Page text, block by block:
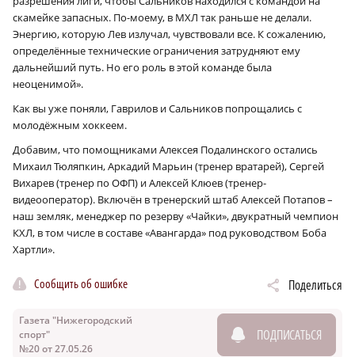
скамейке запасных. По-моему, в МХЛ так раньше не делали.
Энергию, которую Лев излучал, чувствовали все. К сожалению,
определённые технические ограничения затрудняют ему
дальнейший путь. Но его роль в этой команде была
неоценимой».
Как вы уже поняли, Гаврилов и Сальников попрощались с
молодёжным хоккеем.
Добавим, что помощниками Алексея Подалинского остались
Михаил Тюляпкин, Аркадий Марьин (тренер вратарей), Сергей
Вихарев (тренер по ОФП) и Алексей Клюев (тренер-
видеооператор). Включён в тренерский штаб Алексей Потапов –
наш земляк, менеджер по резерву «Чайки», двукратный чемпион
КХЛ, в том числе в составе «Авангарда» под руководством Боба
Хартли».
Сообщить об ошибке Поделиться
Газета "Нижегородский
спорт"
№20 от 27.05.26
ПОДПИСАТЬСЯ